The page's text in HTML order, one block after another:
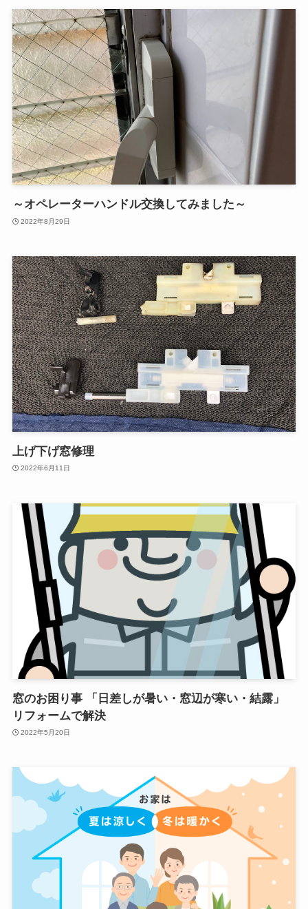
～オペレーターハンドル交換してみました～
2022年8月29日
上げ下げ窓修理
2022年6月11日
窓のお困り事 「日差しが暑い・窓辺が寒い・結露」
リフォームで解決
2022年5月20日